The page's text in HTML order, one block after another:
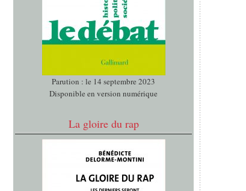
Parution : le 14 septembre 2023
Disponible en version numérique
La gloire du rap